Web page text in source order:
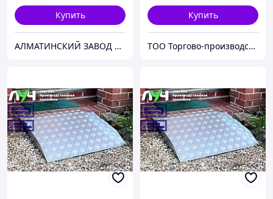
Купить
АЛМАТИНСКИЙ ЗАВОД ПОДЪЕМНОГО ОБОРУДОВАНИЯ
Купить
ТОО Торгово-производственная компания "ЛУЧ"